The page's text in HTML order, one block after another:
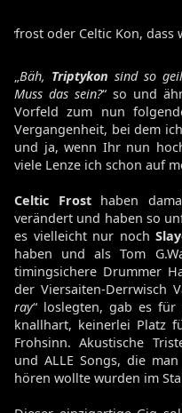
oder Celtic Kon, dass
„Bäh, Triptykon sind so
Muss das sein?“ so und
Vorfeld zum nun
Vergangenheit, bei dem
und ja, wenn Ihr nun
viele Lenze ich schon auf
Celtic Frosthaben
verändert und haben so
es vielleicht nur noch
haben und als Tom
timingsichere Drummer
der Viersaiten-Derrwisch
ray“ loslegten, gab es für
knallhart, keinerlei Platz
Frohsinn. Akustische
und ALLE Songs, die
hören wollte wurden im